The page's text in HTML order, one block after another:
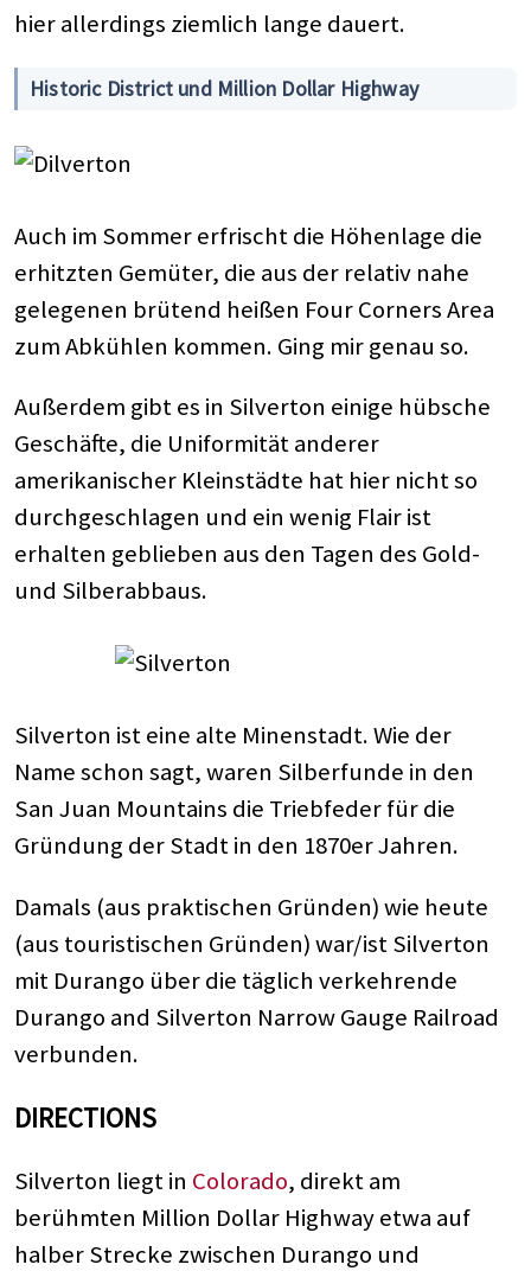
hier allerdings ziemlich lange dauert.
Historic District und Million Dollar Highway
Auch im Sommer erfrischt die Höhenlage die
erhitzten Gemüter, die aus der relativ nahe
gelegenen brütend heißen Four Corners Area
zum Abkühlen kommen. Ging mir genau so.
Außerdem gibt es in Silverton einige hübsche
Geschäfte, die Uniformität anderer
amerikanischer Kleinstädte hat hier nicht so
durchgeschlagen und ein wenig Flair ist
erhalten geblieben aus den Tagen des Gold-
und Silberabbaus.
Silverton ist eine alte Minenstadt. Wie der
Name schon sagt, waren Silberfunde in den
San Juan Mountains die Triebfeder für die
Gründung der Stadt in den 1870er Jahren.
Damals (aus praktischen Gründen) wie heute
(aus touristischen Gründen) war/ist Silverton
mit Durango über die täglich verkehrende
Durango and Silverton Narrow Gauge Railroad
verbunden.
DIRECTIONS
Silverton liegt in Colorado, direkt am
berühmten Million Dollar Highway etwa auf
halber Strecke zwischen Durango und